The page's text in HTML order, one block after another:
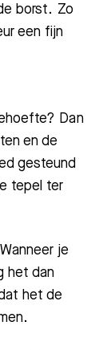
borst. Zo
een fijn
Dan
en de
gesteund
tepel ter
je
het dan
het de